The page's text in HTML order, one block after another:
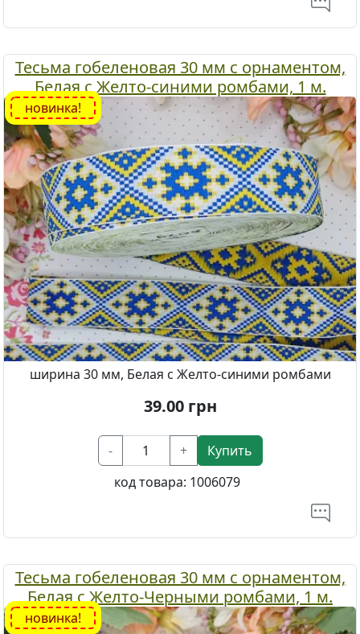
Тесьма гобеленовая 30 мм с орнаментом,
Белая с Желто-синими ромбами, 1 м.
новинка!
ширина 30 мм, Белая с Желто-синими ромбами
39.00грн
- +
Купить
код товара: 1006079
Тесьма гобеленовая 30 мм с орнаментом,
Белая с Желто-Черными ромбами, 1 м.
новинка!